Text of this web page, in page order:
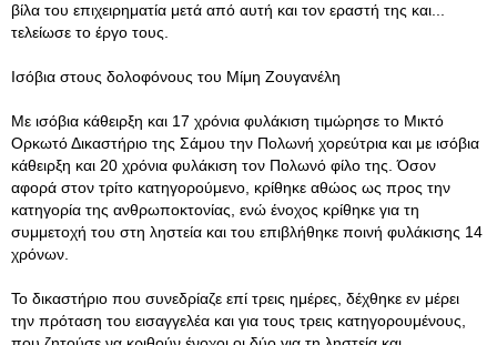
βίλα του επιχειρηματία μετά από αυτή και τον εραστή της και...
τελείωσε το έργο τους.
Ισόβια στους δολοφόνους του Μίμη Ζουγανέλη
Με ισόβια κάθειρξη και 17 χρόνια φυλάκιση τιμώρησε το Μικτό
Ορκωτό Δικαστήριο της Σάμου την Πολωνή χορεύτρια και με ισόβια
κάθειρξη και 20 χρόνια φυλάκιση τον Πολωνό φίλο της. Όσον
αφορά στον τρίτο κατηγορούμενο, κρίθηκε αθώος ως προς την
κατηγορία της ανθρωποκτονίας, ενώ ένοχος κρίθηκε για τη
συμμετοχή του στη ληστεία και του επιβλήθηκε ποινή φυλάκισης 14
χρόνων.
Το δικαστήριο που συνεδρίαζε επί τρεις ημέρες, δέχθηκε εν μέρει
την πρόταση του εισαγγελέα και για τους τρεις κατηγορουμένους,